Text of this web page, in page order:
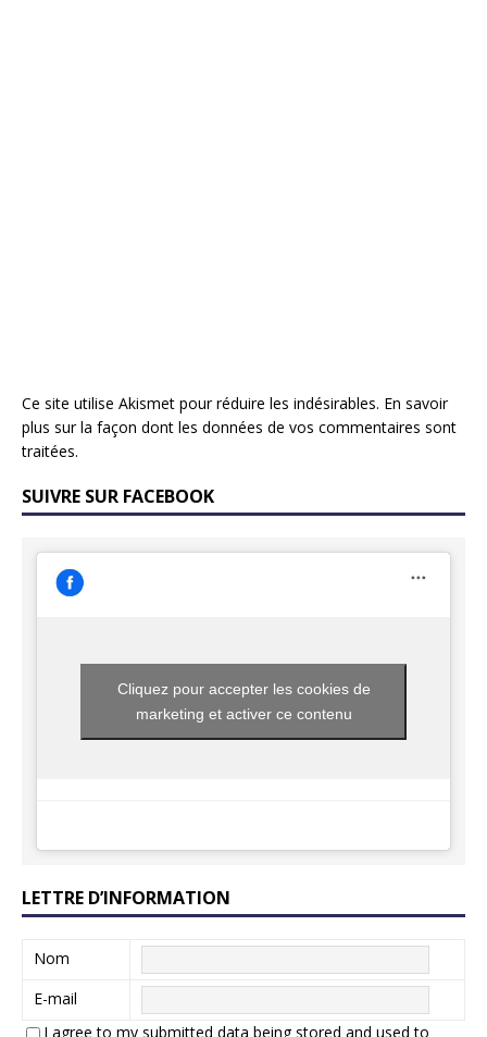
Ce site utilise Akismet pour réduire les indésirables. En savoir
plus sur la façon dont les données de vos commentaires sont
traitées.
SUIVRE SUR FACEBOOK
Cliquez pour accepter les cookies de
marketing et activer ce contenu
LETTRE D’INFORMATION
Nom
E-mail
I agree to my submitted data being stored and used to